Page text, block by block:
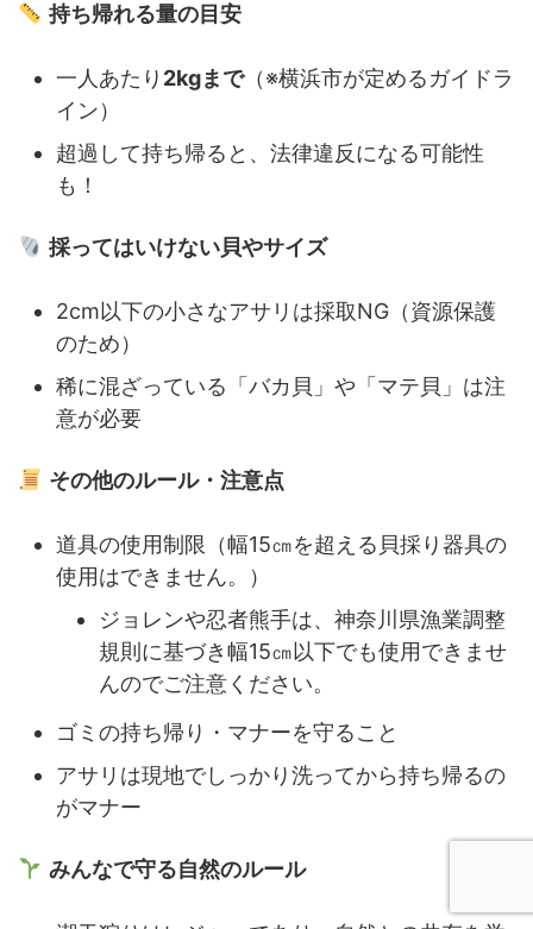
持ち帰れる量の目安
一人あたり 2kgまで（※横浜市が定めるガイドラ
イン）
超過して持ち帰ると、法律違反になる可能性
も！
採ってはいけない貝やサイズ
2cm以下の小さなアサリは採取NG（資源保護
のため）
稀に混ざっている「バカ貝」や「マテ貝」は注
意が必要
その他のルール・注意点
道具の使用制限（幅15㎝を超える貝採り器具の
使用はできません。）
ジョレンや忍者熊手は、神奈川県漁業調整
規則に基づき幅15㎝以下でも使用できませ
んのでご注意ください。
ゴミの持ち帰り・マナーを守ること
アサリは現地でしっかり洗ってから持ち帰るの
がマナー
みんなで守る自然のルール